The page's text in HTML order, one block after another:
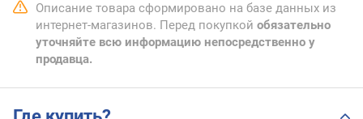
Описание товара сформировано на базе данных из
интернет-магазинов. Перед покупкой обязательно
уточняйте всю информацию непосредственно у
продавца.